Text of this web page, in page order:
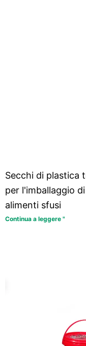
Secchi di plastica
per l'imballaggio
alimenti sfusi
Continua a leggere "